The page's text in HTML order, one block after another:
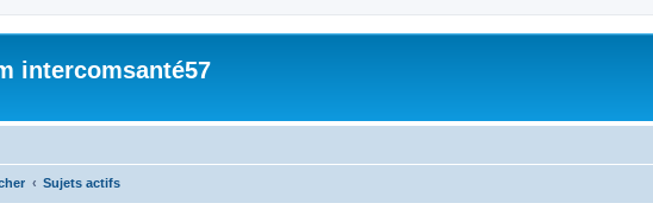
intercomsanté57
Sujets actifs